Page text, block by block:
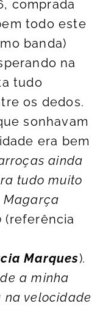
comprada
todo este
banda)
na
tudo
os dedos.
sonhavam
era bem
ainda
tudo muito
Magarça
(referência
Marques).
a minha
na velocidade